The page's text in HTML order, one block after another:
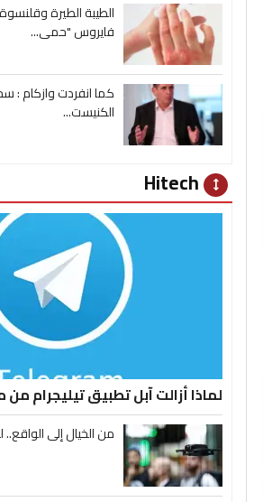
الطيبة الطيرة
فايروس "حمى...
كما انفردت وازكام
الكنيست...
height
لماذا أزالت آبل تطبيق تيليجرام
من الخيال إلى الواقع..